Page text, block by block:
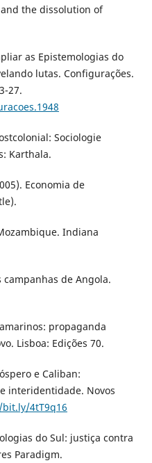
the dissolution of
as Epistemologias do
lutas. Configurações.
27.
Sociologie
Karthala.
Economia de
Indiana
campanhas de Angola.
propaganda
Lisboa: Edições 70.
e Caliban:
interidentidade. Novos
4tT9q16
do Sul: justiça contra
Paradigm.